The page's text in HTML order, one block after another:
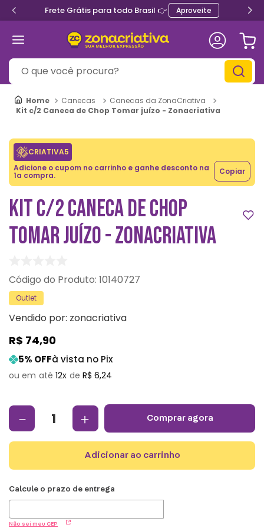
Frete Grátis para todo Brasil 👉 Aproveite
O que você procura?
Canecas
Canecas da ZonaCriativa
Kit c/2 Caneca de Chop Tomar juízo - Zonacriativa
CRIATIVA5
Adicione o cupom no carrinho e ganhe desconto na
1a compra. Copiar
KIT C/2 CANECA DE CHOP
TOMAR JUÍZO - ZONACRIATIVA
: 10140727
Outlet
Vendido por: zonacriativa
R$ 74,90
5% OFFà vista no Pix
12 R$ 6,24
＋
－ comprar agora
adicionar ao carrinho
Não sei meu CEP